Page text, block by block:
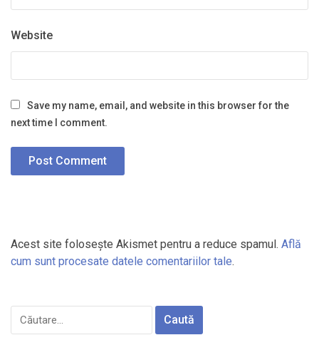
Website
Save my name, email, and website in this browser for the
next time I comment.
Acest site folosește Akismet pentru a reduce spamul. Află
cum sunt procesate datele comentariilor tale.
Caută
după: